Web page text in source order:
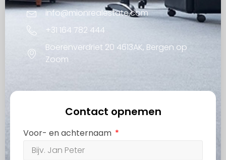
info@mionrealestate.com
+31 164 782 444
Boerenverdriet 20 4613AK, Bergen op
Zoom
Contact opnemen
Voor- en achternaam